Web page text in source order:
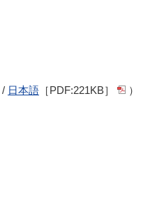
/ 日本語 ［PDF:221KB］ ）